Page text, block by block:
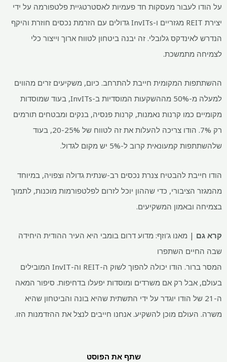
על הודו לעבור מעסקות חד פעמיות לאסטרטגיית פלטפורמה על ידי
יצירת REIT מגזריים ו-InvITs גדולים עם הזרמת נכסים חוזרת והיקף
הנדרש לאינדקס גלובלי. זה יבנה ביטחון לטווח ארוך וייצור כלי
לצמיחה מתמשכת.
ההשתתפות המקומית חייבת להתרחב. כיום, משקיעים זרים מהווים
למעלה מ-50% מההשקעות המוסדיות ב-InvITs, בעוד שמוסדות
מקומיים כמו קרנות נאמנות, קרנות פנסיה, בנקים ומבטחים תורמים
רק 7%. הודו צריכה להעלות את זה לטווח של 20-25%, בעוד
שלהשתתפות קמעונאית קרוב ל-5% יש מקום לגדול.
הודו חייבת להבטיח צנרת נכסים רב-שנתית גדולה וצפויה, במיוחד
מהמגזר הציבורי, כדי שההון יוכל לזרום לפלטפורמות מוכנות, לתמוך
בצמיחה ובאמון המשקיעים.
קרא גם | מאנו ג'וזף: מדוע דרום בומבי היא העיר ההודית היחידה
שבה החיים השתפרו
המסר ברור. הודו יכולה להפוך לשוק ה-REIT וה-InvIT המובילים
בעולם, אבל רק אם משרדים ומוסדות יפעלו בדחיפות. סיפור המאה
ה-21 של הודו יוגדר על ידי התשתית שהיא בונה והביטחון שהיא
משרה. העולם מוכן להשקיע. אנחנו חייבים לנצל את ההזדמנות הזו.
שתף את הפוסט